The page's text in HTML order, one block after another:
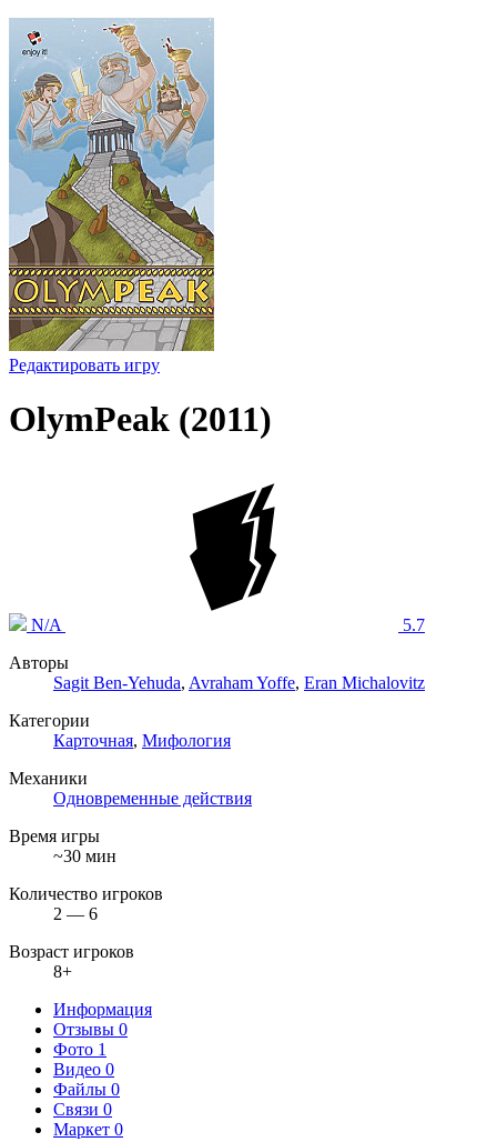
Редактировать игру
OlymPeak (2011)
N/A
5.7
Авторы
Sagit Ben-Yehuda, Avraham Yoffe, Eran Michalovitz
Категории
Карточная, Мифология
Механики
Одновременные действия
Время игры
~30 мин
Количество игроков
2 — 6
Возраст игроков
8+
Информация
Отзывы 0
Фото 1
Видео 0
Файлы 0
Связи 0
Маркет 0